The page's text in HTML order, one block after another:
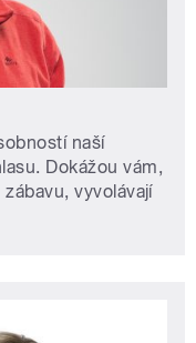
naší
Dokážou vám,
vyvolávají